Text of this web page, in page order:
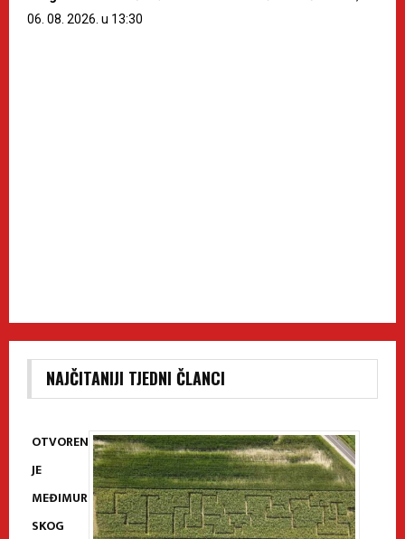
06. 08. 2026. u 13:30
NAJČITANIJI TJEDNI ČLANCI
OTVOREN
JE
MEĐIMUR
SKOG